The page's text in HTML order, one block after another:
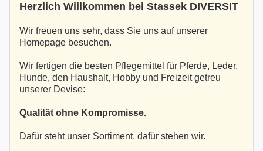
Herzlich Willkommen bei Stassek DIVERSIT
Wir freuen uns sehr, dass Sie uns auf unserer
Homepage besuchen.
Wir fertigen die besten Pflegemittel für Pferde, Leder,
Hunde, den Haushalt, Hobby und Freizeit getreu
unserer Devise:
Qualität ohne Kompromisse.
Dafür steht unser Sortiment, dafür stehen wir.